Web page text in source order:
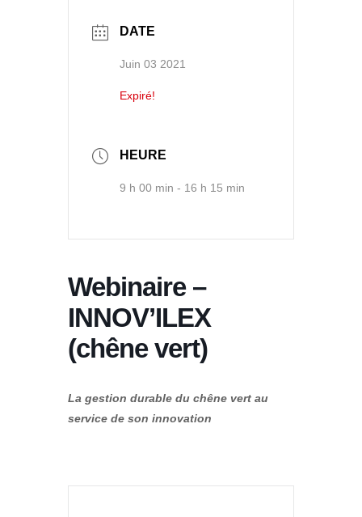
DATE
Juin 03 2021
Expiré!
HEURE
9 h 00 min - 16 h 15 min
Webinaire –
INNOV’ILEX
(chêne vert)
La gestion durable du chêne vert au
service de son innovation